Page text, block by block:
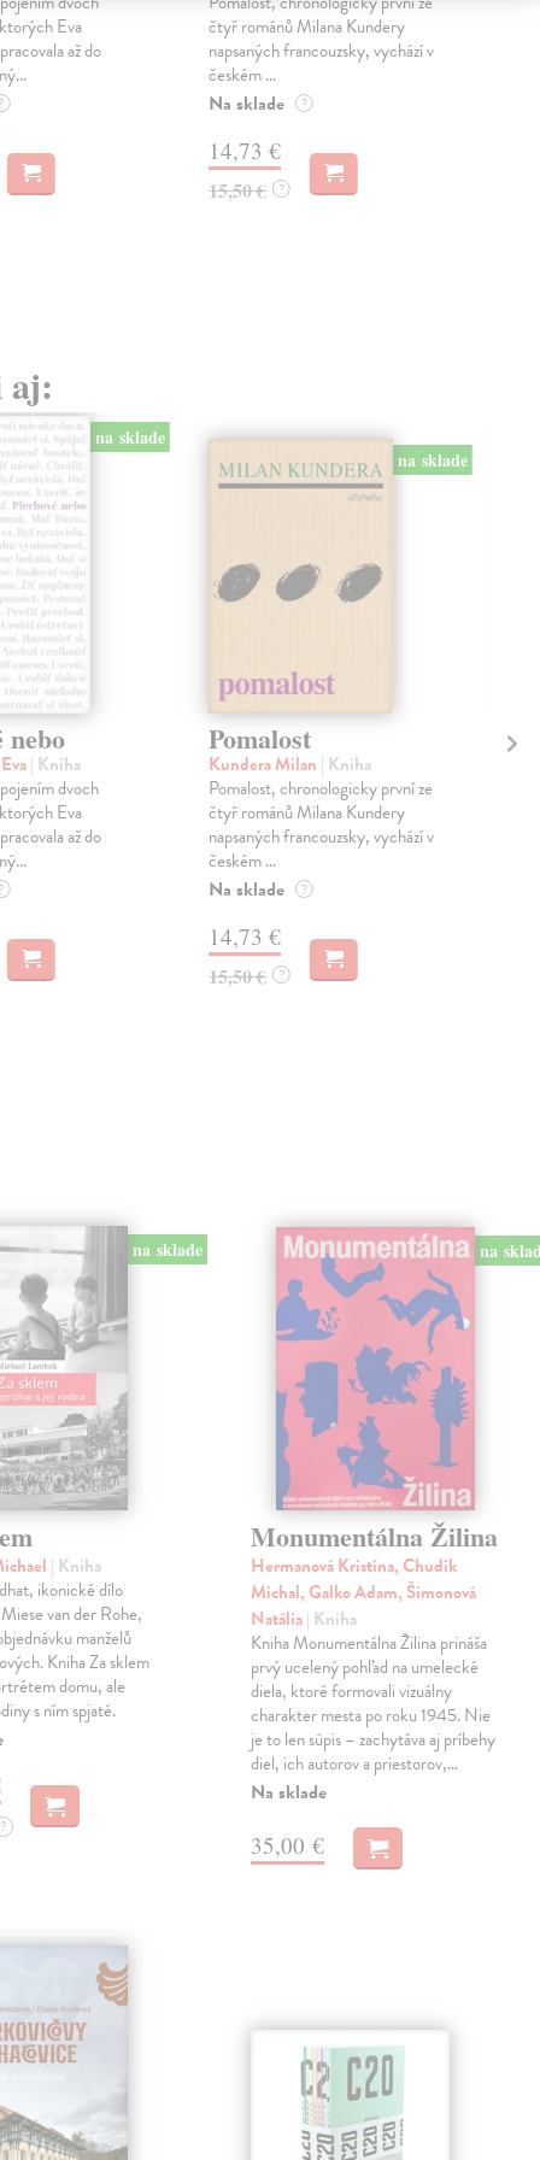
Eva
až do
?
čtyř románů Milana Kundery
napsaných francouzsky, vychází v
českém ...
Na sklade ?
14,73 €
15,50 € ?
aj:
na sklade
nebo
| Kniha
dvoch
Eva
až do
na sklade
Pomalost
Kundera Milan | Kniha
Pomalost, chronologicky první ze
čtyř románů Milana Kundery
napsaných francouzsky, vychází v
českém ...
Na sklade ?
14,73 €
15,50 € ?
na sklade
| Kniha
ikonické dílo
van der Rohe,
manželů
Kniha Za sklem
domu, ale
s ním spjaté.
?
na
Monumentálna Žilina
Hermanová Kristína, Chudík
Michal, Galko Adam, Šimonová
Natália| Kniha
Kniha Monumentálna Žilina prináša
prvý ucelený pohľad na umelecké
diela, ktoré formovali vizuálny
charakter mesta po roku 1945. Nie
je to len súpis – zachytáva aj príbehy
diel, ich autorov a priestorov,…
Na sklade
35,00 €